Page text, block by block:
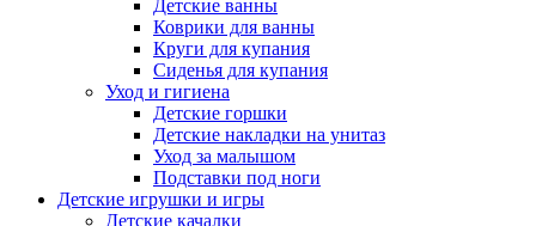
Детские ванны
Коврики для ванны
Круги для купания
Сиденья для купания
Уход и гигиена
Детские горшки
Детские накладки на унитаз
Уход за малышом
Подставки под ноги
Детские игрушки и игры
Детские качалки